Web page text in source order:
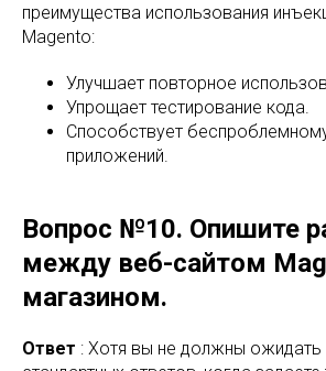
преимущества использования
Magento:
Улучшает повторное
Упрощает тестирование кода.
Способствует
приложений.
Вопрос №10. Опишите
между веб-сайтом
магазином.
Ответ : Хотя вы не должны ожидать